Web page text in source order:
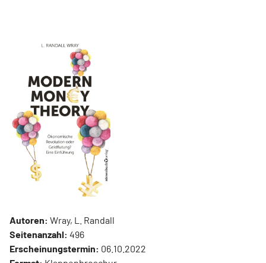
Autoren: Wray, L. Randall
Seitenanzahl: 496
Erscheinungstermin: 06.10.2022